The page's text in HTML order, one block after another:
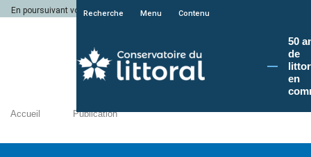
En poursuivant votre navigation sur le site du Conservatoire du littoral, vous
Recherche Menu Contenu
50
de
en
Accueil Publication